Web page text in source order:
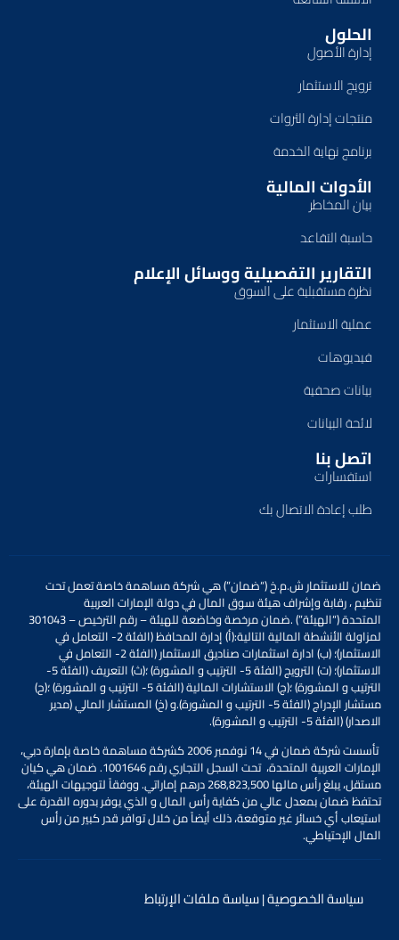
الحلول
إدارة الأصول
ترويج الاستثمار
منتجات إدارة الثروات
برنامج نهاية الخدمة
الأدوات المالية
بيان المخاطر
حاسبة التقاعد
التقارير التفصيلية ووسائل الإعلام
نظرة مستقبلية على السوق
عملية الاستثمار
فيديوهات
بيانات صحفية
لائحة البيانات
اتصل بنا
استفسارات
طلب إعادة الاتصال بك
ضمان للاستثمار ش.م.خ (“ضمان”) هي شركة مساهمة خاصة تعمل تحت
تنظيم،رقابة وإشرافهيئة سوق المالفي دولة الإمارات العربية
المتحدة(“الهيئة”). ضمان مرخصة وخاضعة للهيئة – رقم الترخيص – 301043
لمزاولة الأنشطة المالية التالية: (أ) إدارة المحافظ (الفئة 2- التعامل في
الاستثمار)؛ (ب) ادارة استثمارات صناديق الاستثمار (الفئة 2- التعامل في
الاستثمار)؛ (ت) الترويج (الفئة 5- الترتيب و المشورة) ؛(ث) التعريف (الفئة 5-
الترتيب و المشورة) ؛(ج) الاستشارات المالية (الفئة 5- الترتيب و المشورة) ؛(ح)
مستشار الإدراج (الفئة 5- الترتيب و المشورة). و (خ) المستشار المالي (مدير
الاصدار) (الفئة 5- الترتيب و المشورة).
تأسست شركة ضمان في 14 نوفمبر 2006 كشركة مساهمة خاصة بإمارة دبي،
الإمارات العربية المتحدة، تحت السجل التجاري رقم 1001646. ضمان هي كيان
مستقل، يبلغ رأس مالها 268,823,500 درهم إماراتي. ووفقاً لتوجيهات الهيئة،
تحتفظ ضمان بمعدل عالي من كفاية رأس المال و الذي يوفر بدوره القدرة على
استيعاب أي خسائر غير متوقعة، ذلك أيضاً من خلال توافر قدر كبير من رأس
المال الإحتياطي.
سياسة الخصوصية|سياسة ملفات الإرتباط